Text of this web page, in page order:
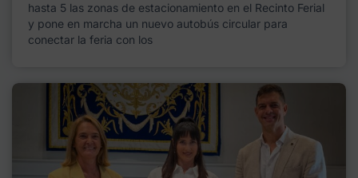
hasta 5 las zonas de estacionamiento en el Recinto Ferial
y pone en marcha un nuevo autobús circular para
conectar la feria con los